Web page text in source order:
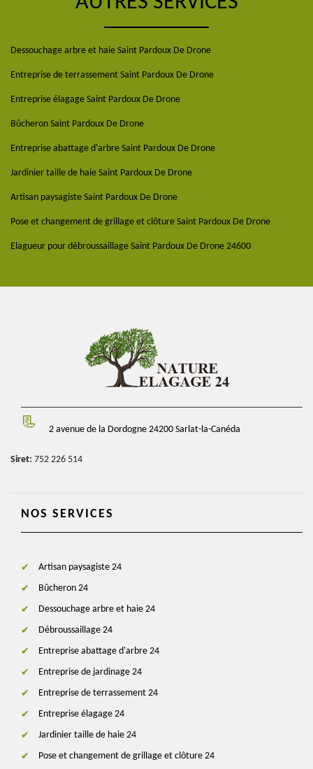
Dessouchage arbre et haie Saint Pardoux De Drone
Entreprise de terrassement Saint Pardoux De Drone
Entreprise élagage Saint Pardoux De Drone
Bûcheron Saint Pardoux De Drone
Entreprise abattage d'arbre Saint Pardoux De Drone
Jardinier taille de haie Saint Pardoux De Drone
Artisan paysagiste Saint Pardoux De Drone
Pose et changement de grillage et clôture Saint Pardoux De Drone
Elagueur pour débroussaillage Saint Pardoux De Drone 24600
2 avenue de la Dordogne 24200 Sarlat-la-Canéda
Siret: 752 226 514
NOS SERVICES
Artisan paysagiste 24
Bûcheron 24
Dessouchage arbre et haie 24
Débroussaillage 24
Entreprise abattage d'arbre 24
Entreprise de jardinage 24
Entreprise de terrassement 24
Entreprise élagage 24
Jardinier taille de haie 24
Pose et changement de grillage et clôture 24